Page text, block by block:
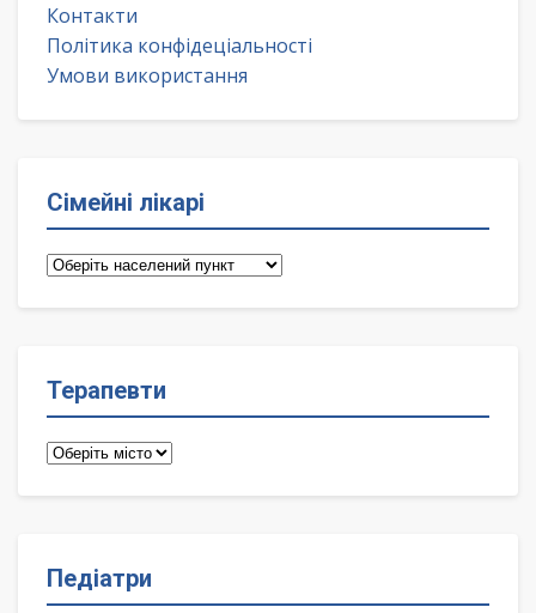
Контакти
Політика конфідеціальності
Умови використання
Сімейні лікарі
Сімейні
Терапевти
Терапевти
Педіатри